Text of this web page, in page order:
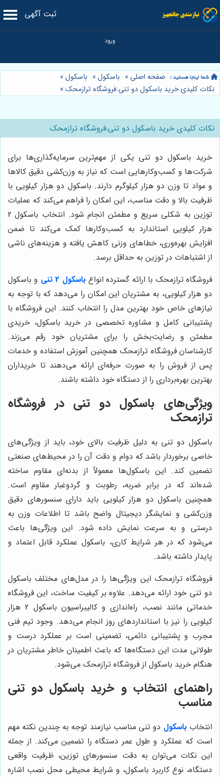
ثبت آگهی
صفحه اصلی » باسکول» باسکول»
نکات کلیدی خرید باسکول دو تنی:فروشگاه ترازمحک»
نکات کلیدی خرید باسکول دو تنی:فروشگاه ترازمحک
خرید باسکول دو تنی یکی از مهم‌ترین سرمایه‌گذاری‌ها برای
شرکت‌ها و کسب‌وکارهایی است که نیاز به وزن‌کشی دقیق کالاها
و مواد تا وزن دو هزار کیلوگرم دارند. باسکول دو هزار کیلویی با
ظرفیت بالا و دقت مناسب، این امکان را فراهم می‌کند که عملیات
توزین به شکلی سریع و مطمئن انجام شود. انتخاب باسکول 2
هزار کیلویی استاندارد به کسب‌وکارها کمک می‌کند تا ضمن
افزایش بهره‌وری، خطاهای وزنی کاهش یافته و هزینه‌های ناشی
از اشتباهات در توزین به حداقل برسد.
فروشگاه ترازمحک با ارائه گسترده انواع باسکول 2 تنی و باسکول
دو هزار کیلویی، به مشتریان این امکان را می‌دهد که با توجه به
نیازهای خاص خود بهترین مدل را انتخاب کنند. این فروشگاه با
پشتیبانی کامل و مشاوره تخصصی در خرید باسکول، خریدی
مطمئن و رضایت‌بخش را برای مشتریان خود رقم می‌زند.
کارشناسان فروشگاه ترازمحک همچنین آموزش استفاده و خدمات
پس از فروش را به صورت حرفه‌ای ارائه می‌دهند تا خریداران
بهترین بهره‌برداری را از دستگاه خود داشته باشند.
ویژگی‌های باسکول دو تنی در فروشگاه
ترازمحک
باسکول دو تنی به دلیل ظرفیت بالای خود، باید از ویژگی‌های
خاصی برخوردار باشد که دوام و دقت آن را در محیط‌های صنعتی
تضمین کند. این باسکول‌ها معمولاً از بدنه‌ای مقاوم ساخته
شده‌اند که در برابر ضربه، رطوبت و گردوغبار مقاوم است.
همچنین باسکول دو هزار کیلویی باید دارای سنسورهای دقیق
وزن‌کشی و نمایشگر دیجیتال واضح باشد تا اطلاعات وزن به
درستی و به سرعت نمایش داده شود. این ویژگی‌ها باعث
می‌شود که در هر شرایط کاری، باسکول عملکرد قابل اعتماد و
پایدار داشته باشد.
فروشگاه ترازمحک این ویژگی‌ها را در مدل‌های مختلف باسکول
دو تنی خود ارائه می‌دهد. علاوه بر کیفیت ساخت، این فروشگاه
خدماتی مانند نصب، راه‌اندازی و کالیبراسیون باسکول 2 هزار
کیلویی را نیز با استانداردهای روز انجام می‌دهد. وجود تیم فنی
مجرب و پشتیبانی دائمی، تضمینی است بر عملکرد درست و
طولانی مدت این دستگاه‌ها که باعث اطمینان خاطر مشتریان در
هنگام خرید باسکول از فروشگاه ترازمحک می‌شود.
راهنمای انتخاب و خرید باسکول دو تنی
مناسب
انتخاب باسکول دو تنی مناسب نیازمند توجه به چندین نکته مهم
است که عملکرد و طول عمر دستگاه را تضمین می‌کند. از جمله
این نکات می‌توان به دقت سنسورهای توزین، ظرفیت واقعی
دستگاه، نوع کاربرد باسکول، و شرایط محیطی محل نصب اشاره